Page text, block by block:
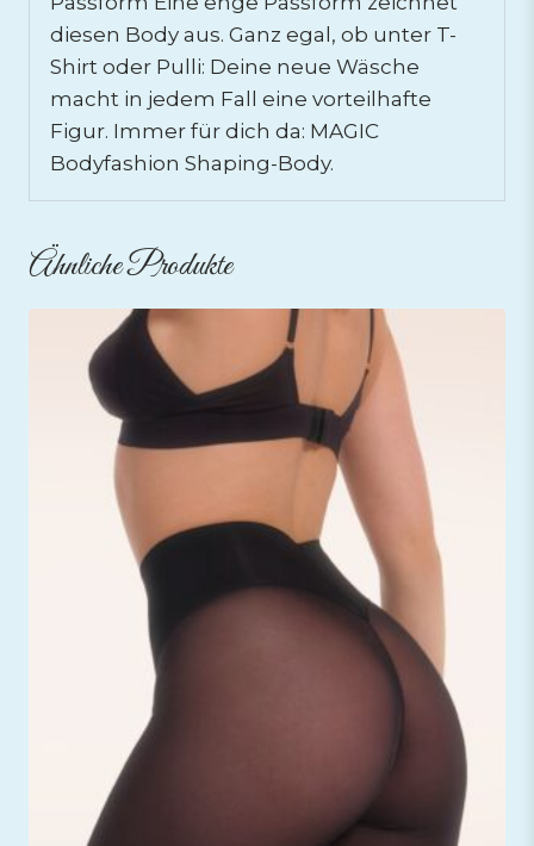
diesen Body aus. Ganz egal, ob unter T-
Shirt oder Pulli: Deine neue Wäsche
macht in jedem Fall eine vorteilhafte
Figur. Immer für dich da: MAGIC
Bodyfashion Shaping-Body.
Ähnliche Produkte